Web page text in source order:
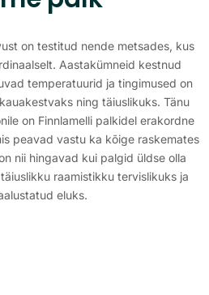
on testitud nende metsades, kus
Aastakümneid kestnud
temperatuurid ja tingimused on
ning täiuslikuks. Tänu
on Finnlamelli palkidel erakordne
peavad vastu ka kõige raskemates
nii hingavad kui palgid üldse olla
raamistikku tervislikuks ja
eluks.